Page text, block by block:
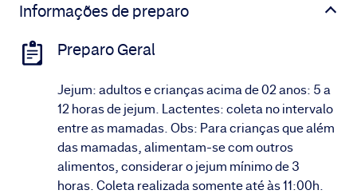
Informações de preparo
Preparo Geral
Jejum: adultos e crianças acima de 02 anos: 5 a
12 horas de jejum. Lactentes: coleta no intervalo
entre as mamadas. Obs: Para crianças que além
das mamadas, alimentam-se com outros
alimentos, considerar o jejum mínimo de 3
horas. Coleta realizada somente até às 11:00h.